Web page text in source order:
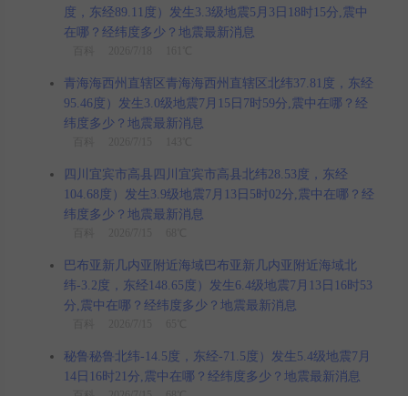
度，东经89.11度）发生3.3级地震5月3日18时15分,震中
在哪？经纬度多少？地震最新消息
青海海西州直辖区青海海西州直辖区北纬37.81度，东经
95.46度）发生3.0级地震7月15日7时59分,震中在哪？经
纬度多少？地震最新消息
四川宜宾市高县四川宜宾市高县北纬28.53度，东经
104.68度）发生3.9级地震7月13日5时02分,震中在哪？经
纬度多少？地震最新消息
巴布亚新几内亚附近海域巴布亚新几内亚附近海域北
纬-3.2度，东经148.65度）发生6.4级地震7月13日16时53
分,震中在哪？经纬度多少？地震最新消息
秘鲁秘鲁北纬-14.5度，东经-71.5度）发生5.4级地震7月
14日16时21分,震中在哪？经纬度多少？地震最新消息